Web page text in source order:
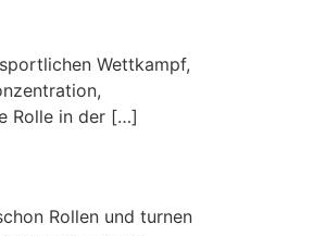
sportlichen Wettkampf,
Rolle in der […]
Rollen und turnen